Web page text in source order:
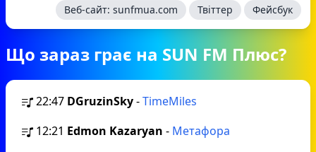
Веб-сайт: sunfmua.com Твіттер Фейсбук
Що зараз грає на SUN FM Плюс?
22:47 DGruzinSky-TimeMiles
12:21 Edmon Kazaryan - Метафора